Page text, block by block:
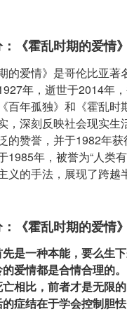
《霍乱时期的爱情
的爱情》是哥伦比亚
年，逝世于2014年
百年孤独》和《霍乱时
，深刻反映社会现实
的赞誉，并于1982年
1985年，被誉为“人类
义的手法，展现了跨越
《霍乱时期的爱情
是一种本能，要么生
爱情都是合情合理的
相比，前者才是无限
的症结在于学会控制胆